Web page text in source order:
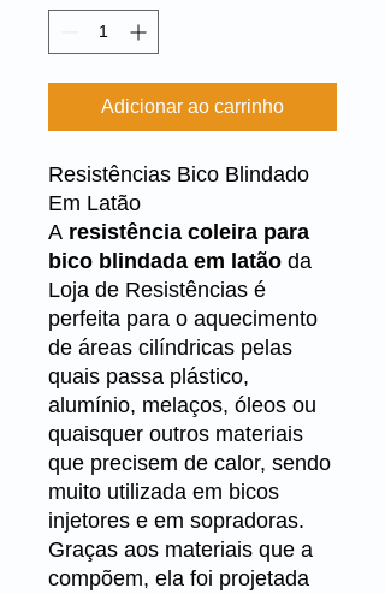
Adicionar ao carrinho
Resistências Bico Blindado
Em Latão
A resistência coleira para
bico blindada em latão da
Loja de Resistências é
perfeita para o aquecimento
de áreas cilíndricas pelas
quais passa plástico,
alumínio, melaços, óleos ou
quaisquer outros materiais
que precisem de calor, sendo
muito utilizada em bicos
injetores e em sopradoras.
Graças aos materiais que a
compõem, ela foi projetada